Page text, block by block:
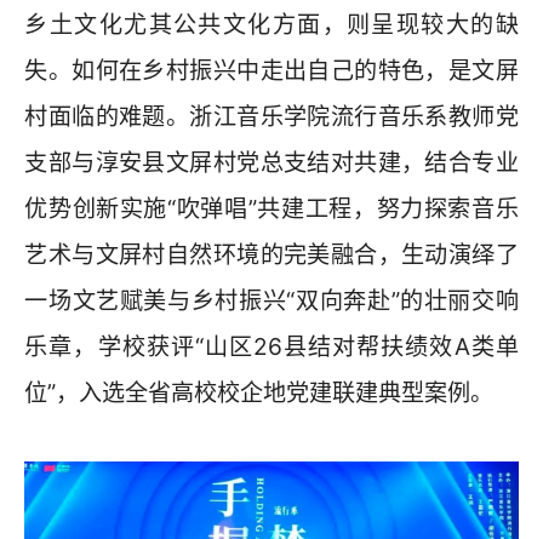
乡土文化尤其公共文化方面，则呈现较大的缺
失。如何在乡村振兴中走出自己的特色，是文屏
村面临的难题。浙江音乐学院流行音乐系教师党
支部与淳安县文屏村党总支结对共建，结合专业
优势创新实施“吹弹唱”共建工程，努力探索音乐
艺术与文屏村自然环境的完美融合，生动演绎了
一场文艺赋美与乡村振兴“双向奔赴”的壮丽交响
乐章，学校获评“山区26县结对帮扶绩效A类单
位”，入选全省高校校企地党建联建典型案例。